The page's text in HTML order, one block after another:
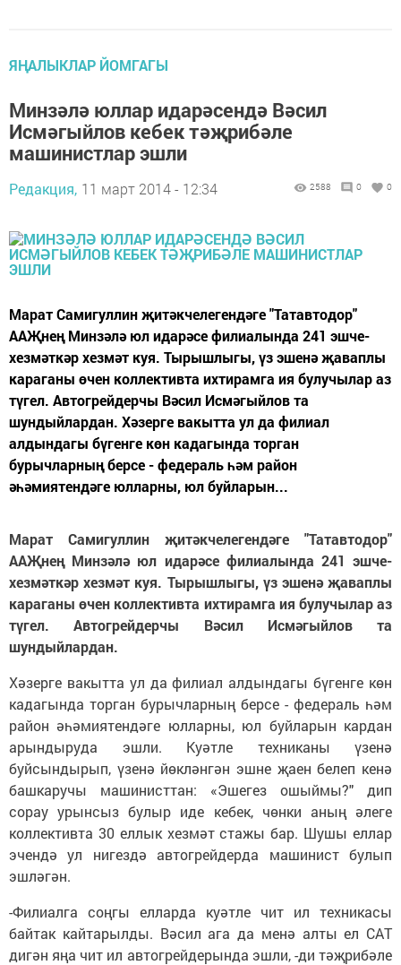
ЯҢАЛЫКЛАР ЙОМГАГЫ
Минзәлә юллар идарәсендә Вәсил
Исмәгыйлов кебек тәҗрибәле
машинистлар эшли
Редакция, 11 март 2014 - 12:34 2588 0 0
Марат Самигуллин җитәкчелегендәге "Татавтодор"
ААҖнең Минзәлә юл идарәсе филиалында 241 эшче-
хезмәткәр хезмәт куя. Тырышлыгы, үз эшенә җаваплы
караганы өчен коллективта ихтирамга ия булучылар аз
түгел. Автогрейдерчы Вәсил Исмәгыйлов та
шундыйлардан. Хәзерге вакытта ул да филиал
алдындагы бүгенге көн кадагында торган
бурычларның берсе - федераль һәм район
әһәмиятендәге юлларны, юл буйларын...
Марат Самигуллин җитәкчелегендәге "Татавтодор"
ААҖнең Минзәлә юл идарәсе филиалында 241 эшче-
хезмәткәр хезмәт куя. Тырышлыгы, үз эшенә җаваплы
караганы өчен коллективта ихтирамга ия булучылар аз
түгел. Автогрейдерчы Вәсил Исмәгыйлов та
шундыйлардан.
Хәзерге вакытта ул да филиал алдындагы бүгенге көн
кадагында торган бурычларның берсе - федераль һәм
район әһәмиятендәге юлларны, юл буйларын кардан
арындыруда эшли. Куәтле техниканы үзенә
буйсындырып, үзенә йөкләнгән эшне җаен белеп кенә
башкаручы машинисттан: «Эшегез ошыймы?" дип
сорау урынсыз булыр иде кебек, чөнки аның әлеге
коллективта 30 еллык хезмәт стажы бар. Шушы еллар
эчендә ул нигездә автогрейдерда машинист булып
эшләгән.
-Филиалга соңгы елларда куәтле чит ил техникасы
байтак кайтарылды. Вәсил ага да менә алты ел САТ
дигән яңа чит ил автогрейдерында эшли, -ди тәҗрибәле